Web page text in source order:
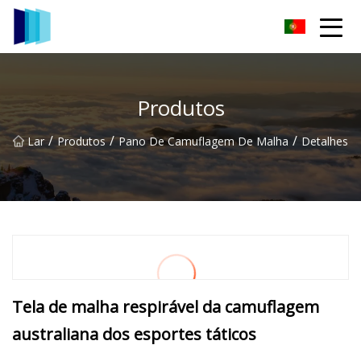
Produtos
Lar / Produtos / Pano De Camuflagem De Malha / Detalhes
Tela de malha respirável da camuflagem
australiana dos esportes táticos